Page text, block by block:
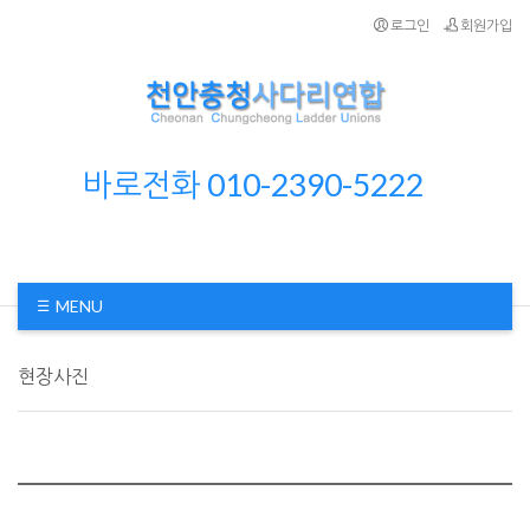
로그인 회원가입
바로전화 010-2390-5222
MENU
현장사진